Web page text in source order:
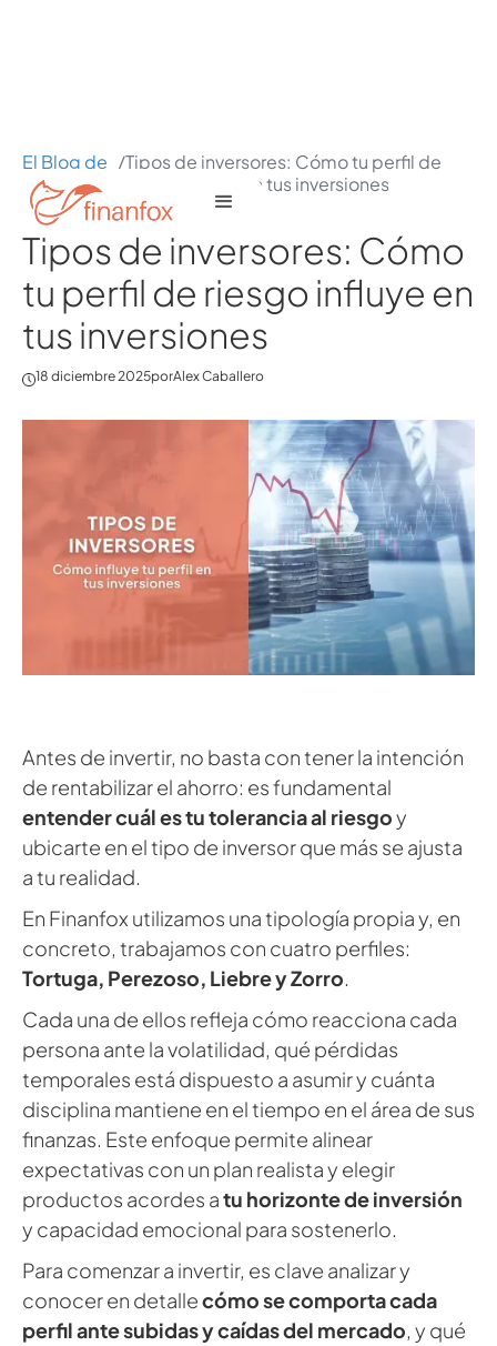
El Blog de
Finanfox
/Tipos de inversores: Cómo tu perfil de
riesgo influye en tus inversiones
Tipos de inversores: Cómo
tu perfil de riesgo influye en
tus inversiones
18 diciembre 2025porAlex Caballero
Antes de invertir, no basta con tener la intención
de rentabilizar el ahorro: es fundamental
entender cuál es tu tolerancia al riesgoy
ubicarte en el tipo de inversor que más se ajusta
a tu realidad.
En Finanfox utilizamos una tipología propia y, en
concreto, trabajamos con cuatro perfiles:
Tortuga, Perezoso, Liebre y Zorro.
Cada una de ellos refleja cómo reacciona cada
persona ante la volatilidad, qué pérdidas
temporales está dispuesto a asumir y cuánta
disciplina mantiene en el tiempo en el área de sus
finanzas. Este enfoque permite alinear
expectativas con un plan realista y elegir
productos acordes atu horizonte de inversión
y capacidad emocional para sostenerlo.
Para comenzar a invertir, es clave analizar y
conocer en detallecómo se comporta cada
perfil ante subidas y caídas del mercado, y qué